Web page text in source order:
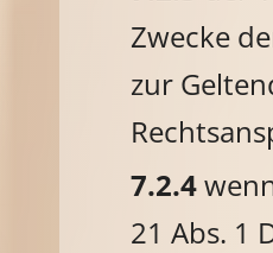
Zwecke
zur
21 Abs. 1